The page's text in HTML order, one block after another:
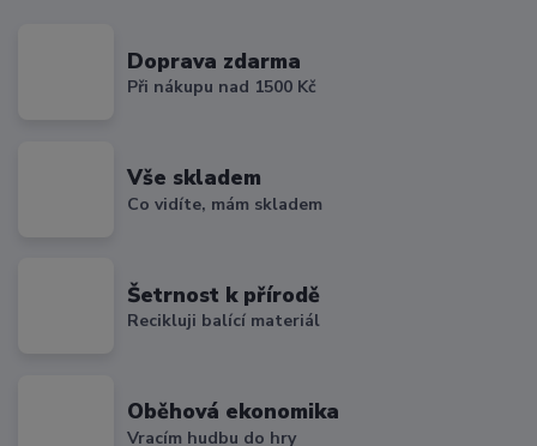
Doprava zdarma
Při nákupu nad 1500 Kč
Vše skladem
Co vidíte, mám skladem
Šetrnost k přírodě
Recikluji balící materiál
Oběhová ekonomika
Vracím hudbu do hry